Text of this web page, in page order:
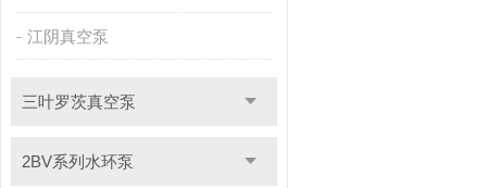
江阴真空泵
三叶罗茨真空泵
2BV系列水环泵